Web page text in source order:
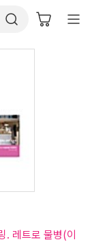
. 레트로 물병(이